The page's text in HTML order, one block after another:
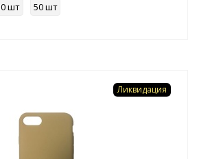
шт 50 шт
Ликвидация